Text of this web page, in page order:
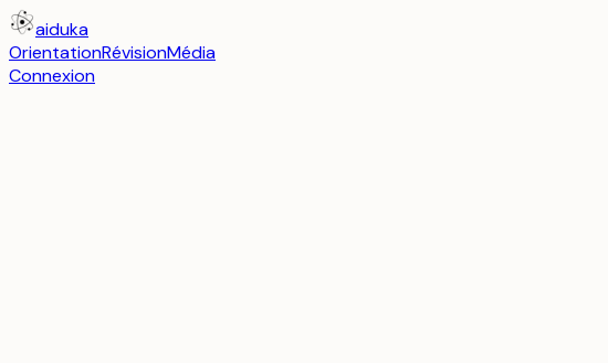
aiduka
OrientationRévisionMédia
Connexion